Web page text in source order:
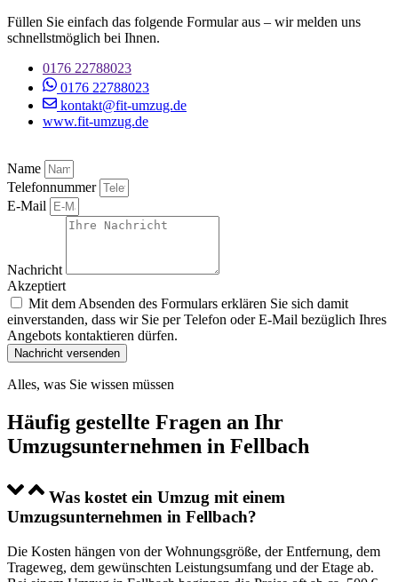
Füllen Sie einfach das folgende Formular aus – wir melden uns
schnellstmöglich bei Ihnen.
0176 22788023
0176 22788023
kontakt@fit-umzug.de
www.fit-umzug.de
Name
Telefonnummer
E-Mail
Nachricht
Akzeptiert
Mit dem Absenden des Formulars erklären Sie sich damit
einverstanden, dass wir Sie per Telefon oder E-Mail bezüglich Ihres
Angebots kontaktieren dürfen.
Nachricht versenden
Alles, was Sie wissen müssen
Häufig gestellte Fragen an Ihr
Umzugsunternehmen in Fellbach
Was kostet ein Umzug mit einem
Umzugsunternehmen in Fellbach?
Die Kosten hängen von der Wohnungsgröße, der Entfernung, dem
Trageweg, dem gewünschten Leistungsumfang und der Etage ab.